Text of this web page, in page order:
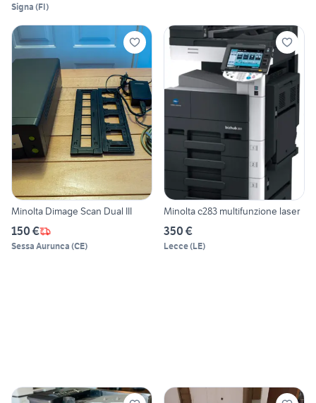
Signa (FI)
Minolta Dimage Scan Dual III
150 €
Sessa Aurunca (CE)
Minolta c283 multifunzione laser
350 €
Lecce(LE)